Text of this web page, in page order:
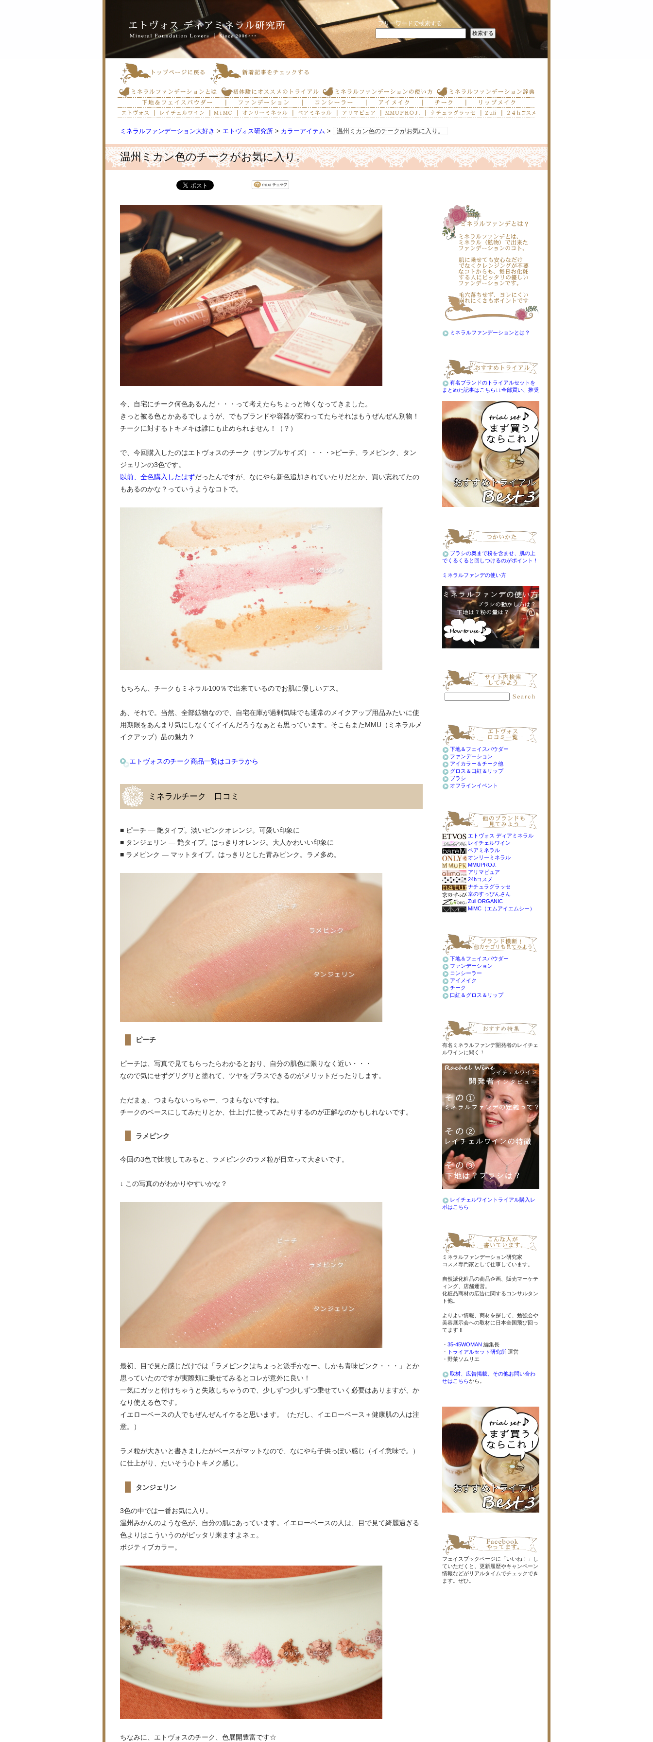
フリーワードで検索する
ミネラルファンデーション大好き > エトヴォス研究所 > カラーアイテム > 温州ミカン色のチークがお気に入り。
温州ミカン色のチークがお気に入り。
今、自宅にチーク何色あるんだ・・・って考えたらちょっと怖くなってきました。
きっと被る色とかあるでしょうが、でもブランドや容器が変わってたらそれはもうぜんぜん別物！
チークに対するトキメキは誰にも止められません！（？）
で、今回購入したのはエトヴォスのチーク（サンプルサイズ）・・・>ピーチ、ラメピンク、タン
ジェリンの3色です。
以前、全色購入したはずだったんですが、なにやら新色追加されていたりだとか、買い忘れてたの
もあるのかな？っていうようなコトで。
もちろん、チークもミネラル100％で出来ているのでお肌に優しいデス。
あ、それで。当然、全部鉱物なので、自宅在庫が過剰気味でも通常のメイクアップ用品みたいに使
用期限をあんまり気にしなくてイイんだろうなぁとも思っています。そこもまたMMU（ミネラルメ
イクアップ）品の魅力？
エトヴォスのチーク商品一覧はコチラから
ミネラルチーク 口コミ
■ ピーチ — 艶タイプ。淡いピンクオレンジ。可愛い印象に
■ タンジェリン — 艶タイプ。はっきりオレンジ。大人かわいい印象に
■ ラメピンク — マットタイプ。はっきりとした青みピンク。ラメ多め。
ピーチ
ピーチは、写真で見てもらったらわかるとおり、自分の肌色に限りなく近い・・・
なので気にせずグリグリと塗れて、ツヤをプラスできるのがメリットだったりします。
ただまぁ、つまらないっちゃー、つまらないですね。
チークのベースにしてみたりとか、仕上げに使ってみたりするのが正解なのかもしれないです。
ラメピンク
今回の3色で比較してみると、ラメピンクのラメ粒が目立って大きいです。
↓ この写真のがわかりやすいかな？
最初、目で見た感じだけでは「ラメピンクはちょっと派手かなー。しかも青味ピンク・・・」とか
思っていたのですが実際頬に乗せてみるとコレが意外に良い！
一気にガッと付けちゃうと失敗しちゃうので、少しずつ少しずつ乗せていく必要はありますが、か
なり使える色です。
イエローベースの人でもぜんぜんイケると思います。（ただし、イエローベース＋健康肌の人は注
意。）
ラメ粒が大きいと書きましたがベースがマットなので、なにやら子供っぽい感じ（イイ意味で。）
に仕上がり、たいそう心トキメク感じ。
タンジェリン
3色の中では一番お気に入り。
温州みかんのような色が、自分の肌にあっています。イエローベースの人は、目で見て綺麗過ぎる
色よりはこういうのがピッタリ来ますよネェ。
ポジティブカラー。
ちなみに、エトヴォスのチーク、色展開豊富です☆
ミネラルファンデーションとは？
有名ブランドのトライアルセットを
まとめた記事はこちら↓↓全部買い、推奨
ブラシの奥まで粉を含ませ、肌の上
でくるくると回しつけるのがポイント！
ミネラルファンデの使い方
下地＆フェイスパウダー
ファンデーション
アイカラー＆チーク他
グロス＆口紅＆リップ
ブラシ
オフラインイベント
エトヴォス ディアミネラル
レイチェルワイン
ベアミネラル
オンリーミネラル
MMUPROJ.
アリマピュア
24hコスメ
ナチュラグラッセ
京のすっぴんさん
Zuii ORGANIC
MiMC（エムアイエムシー）
下地＆フェイスパウダー
ファンデーション
コンシーラー
アイメイク
チーク
口紅＆グロス＆リップ
有名ミネラルファンデ開発者のレイチェ
ルワインに聞く！
レイチェルワイントライアル購入レ
ポはこちら
ミネラルファンデーション研究家
コスメ専門家として仕事しています。
自然派化粧品の商品企画、販売マーケテ
ィング、店舗運営。
化粧品商材の広告に関するコンサルタン
ト他。
よりよい情報、商材を探して、勉強会や
美容展示会への取材に日本全国飛び回っ
てます !!
・ 35-45WOMAN 編集長
・
トライアルセット研究所 運営
・野菜ソムリエ
取材、広告掲載、その他お問い合わ
せはこちらから。
フェイスブックページに「いいね！」し
ていただくと、更新履歴やキャンペーン
情報などがリアルタイムでチェックでき
ます。ぜひ。